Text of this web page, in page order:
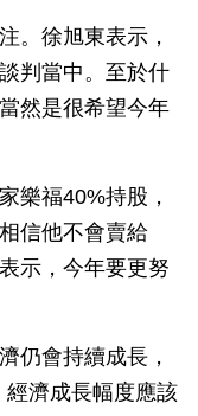
。徐旭東表示，
判當中。至於什
然是很希望今年
樂福40%持股，
信他不會賣給
示，今年要更努
仍會持續成長，
濟成長幅度應該